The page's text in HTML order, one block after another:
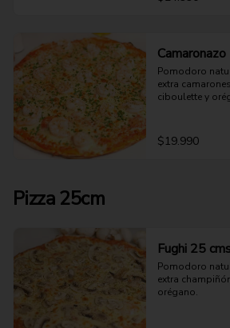
Camaronazo
Pomodoro
extra
ciboulette y
$19.990
Pizza 25cm
Fughi 25
Pomodoro
extra
orégano.